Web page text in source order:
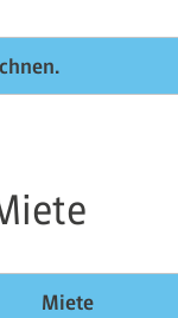
Miete